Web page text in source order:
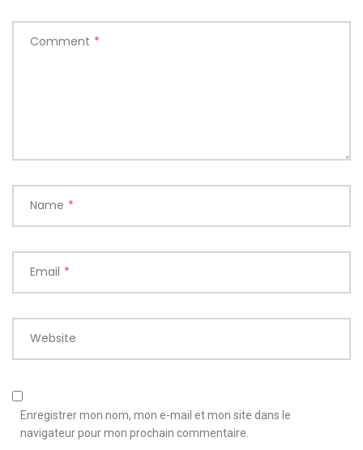
Comment *
Name *
Email *
Website
Enregistrer mon nom, mon e-mail et mon site dans le
navigateur pour mon prochain commentaire.